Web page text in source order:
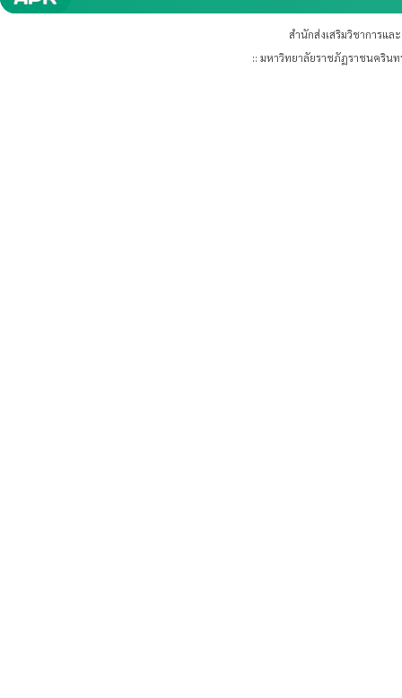
สำนักส่งเสริมวิชาการแ
:: มหาวิทยาลัยราชภัฏราชนคริน